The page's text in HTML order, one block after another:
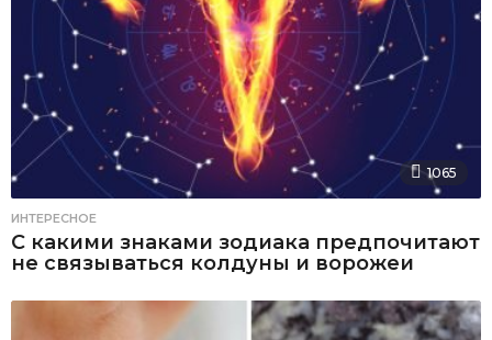
1065
ИНТЕРЕСНОЕ
С какими знаками зодиака предпочитают
не связываться колдуны и ворожеи